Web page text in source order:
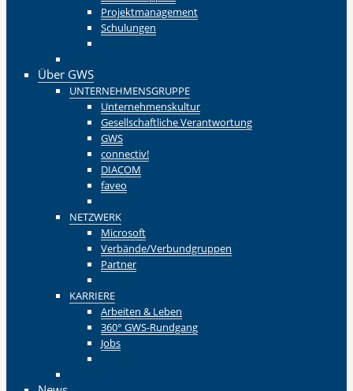
Projektmanagement
Schulungen
Über GWS
UNTERNEHMENSGRUPPE
Unternehmenskultur
Gesellschaftliche Verantwortung
GWS
connectiv!
DIACOM
faveo
NETZWERK
Microsoft
Verbände/Verbundgruppen
Partner
KARRIERE
Arbeiten & Leben
360° GWS-Rundgang
Jobs